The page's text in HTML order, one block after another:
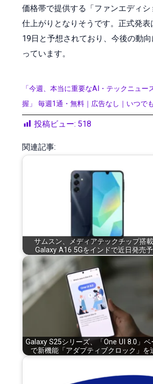
価格帯で提供する「ファンエディシ
仕上がりとなりそうです。正式発表
19日と予想されており、今後の動向
っています。
「今週、本当に重要なAI・テックニュー
握」 毎週1通・無料｜広告なし｜いつで
投稿ビュー: 518
関連記事:
サムスン、メディアテックチップ搭
Galaxy A16 5Gをインドで近日発売
Galaxy S25シリーズ、「One UI 8.0」ベ
で新機能「アダプティブクロック」を